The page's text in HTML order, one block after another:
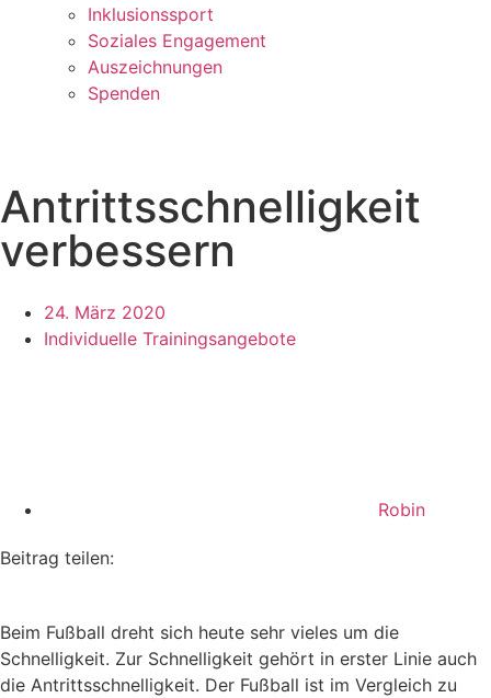
Inklusionssport
Soziales Engagement
Auszeichnungen
Spenden
Antrittsschnelligkeit
verbessern
24. März 2020
Individuelle Trainingsangebote
Robin
Beitrag teilen:
Beim Fußball dreht sich heute sehr vieles um die
Schnelligkeit. Zur Schnelligkeit gehört in erster Linie auch
die Antrittsschnelligkeit. Der Fußball ist im Vergleich zu